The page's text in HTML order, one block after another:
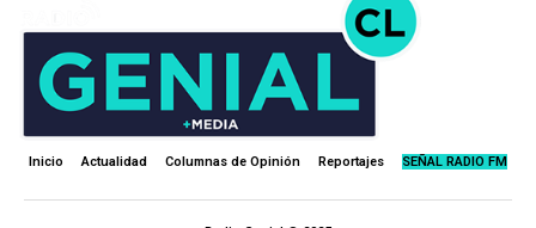
Inicio Actualidad Columnas de Opinión Reportajes SEÑAL RADIO FM